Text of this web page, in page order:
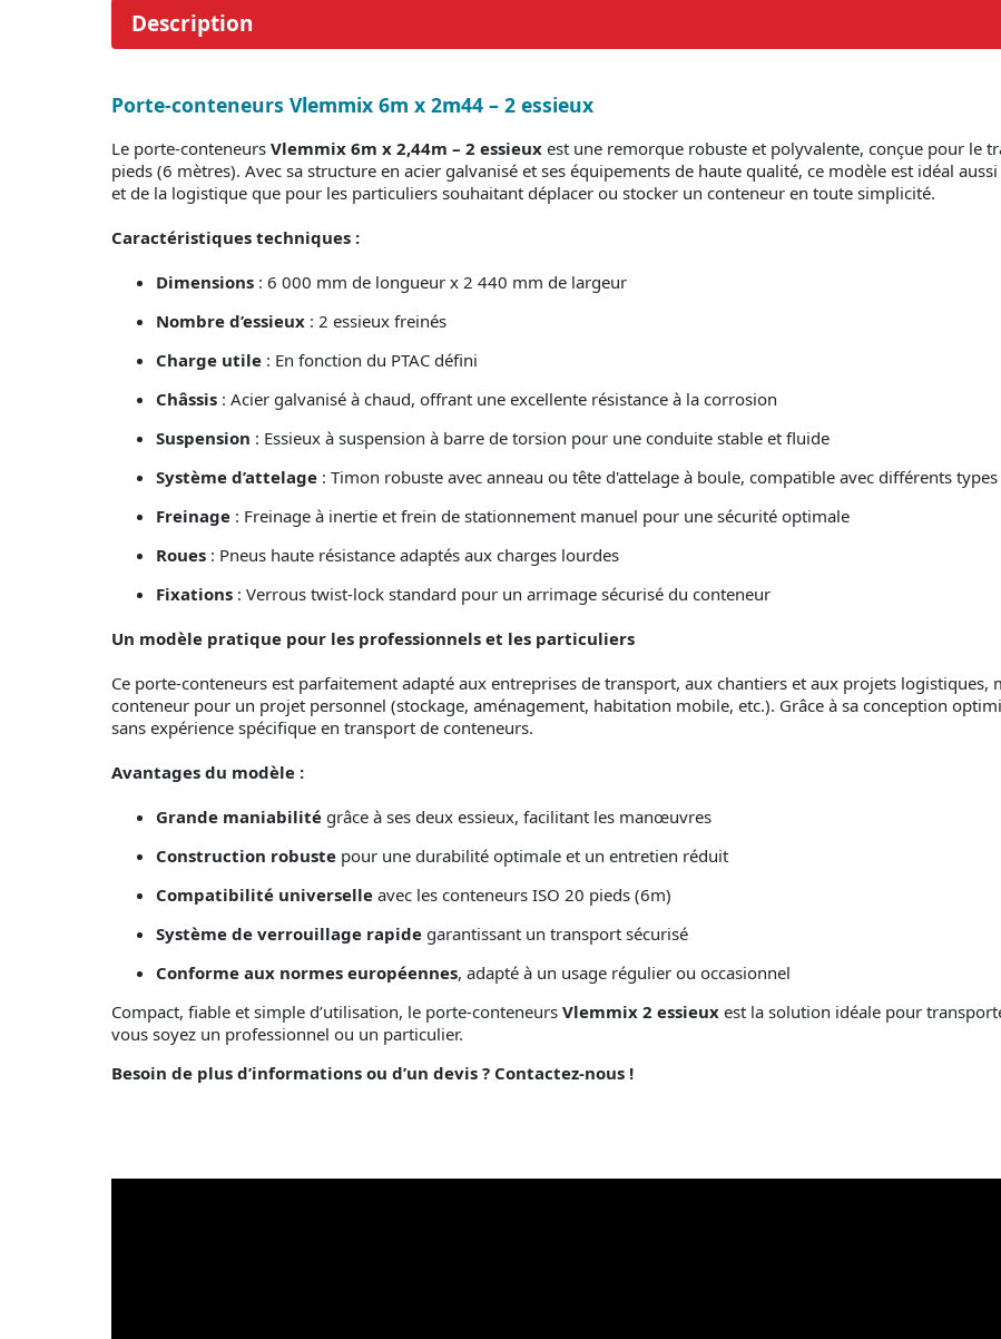
Description
Porte-conteneurs Vlemmix 6m x 2m44 – 2 essieux
Le porte-conteneurs Vlemmix 6m x 2,44m – 2 essieux est une remorque robuste et polyvalente, conçue pour le
pieds (6 mètres). Avec sa structure en acier galvanisé et ses équipements de haute qualité, ce modèle est idéal
et de la logistique que pour les particuliers souhaitant déplacer ou stocker un conteneur en toute simplicité.
Caractéristiques techniques :
Dimensions : 6 000 mm de longueur x 2 440 mm de largeur
Nombre d’essieux : 2 essieux freinés
Charge utile : En fonction du PTAC défini
Châssis : Acier galvanisé à chaud, offrant une excellente résistance à la corrosion
Suspension : Essieux à suspension à barre de torsion pour une conduite stable et fluide
Système d’attelage : Timon robuste avec anneau ou tête d'attelage à boule, compatible avec différents
Freinage : Freinage à inertie et frein de stationnement manuel pour une sécurité optimale
Roues : Pneus haute résistance adaptés aux charges lourdes
Fixations : Verrous twist-lock standard pour un arrimage sécurisé du conteneur
Un modèle pratique pour les professionnels et les particuliers
Ce porte-conteneurs est parfaitement adapté aux entreprises de transport, aux chantiers et aux projets
conteneur pour un projet personnel (stockage, aménagement, habitation mobile, etc.). Grâce à sa conception
sans expérience spécifique en transport de conteneurs.
Avantages du modèle :
Grande maniabilité grâce à ses deux essieux, facilitant les manœuvres
Construction robuste pour une durabilité optimale et un entretien réduit
Compatibilité universelle avec les conteneurs ISO 20 pieds (6m)
Système de verrouillage rapide garantissant un transport sécurisé
Conforme aux normes européennes, adapté à un usage régulier ou occasionnel
Compact, fiable et simple d’utilisation, le porte-conteneurs Vlemmix 2 essieux est la solution idéale pour
vous soyez un professionnel ou un particulier.
Besoin de plus d’informations ou d’un devis ? Contactez-nous !